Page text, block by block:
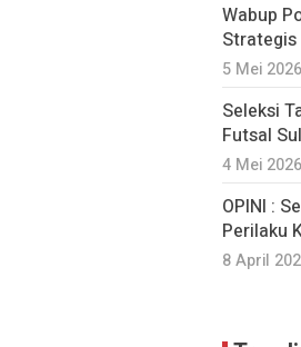
Wabup
5 Mei
Seleksi
Futsal
4 Mei
OPINI :
Perilaku
8 April